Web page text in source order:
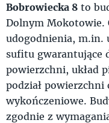
Bobrowiecka 8 to
Dolnym Mokotowie.
udogodnienia, m.in.
sufitu gwarantujące
powierzchni, układ
podział powierzchni
wykończeniowe.
zgodnie z